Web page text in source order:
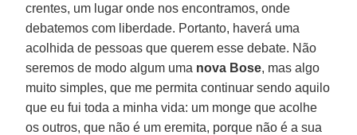
crentes, um lugar onde nos encontramos, onde
debatemos com liberdade. Portanto, haverá uma
acolhida de pessoas que querem esse debate. Não
seremos de modo algum uma nova Bose, mas algo
muito simples, que me permita continuar sendo aquilo
que eu fui toda a minha vida: um monge que acolhe
os outros, que não é um eremita, porque não é a sua